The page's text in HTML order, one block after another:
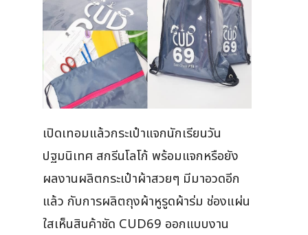
เปิดเทอมแล้วกระเป๋าแจกนักเรียนวัน
ปฐมนิเทศ สกรีนโลโก้ พร้อมแจกหรือยัง
ผลงานผลิตกระเป๋าผ้าสวยๆ มีมาอวดอีก
แล้ว กับการผลิตถุงผ้าหูรูดผ้าร่ม ช่องแผ่น
ใสเห็นสินค้าชัด CUD69 ออกแบบงาน